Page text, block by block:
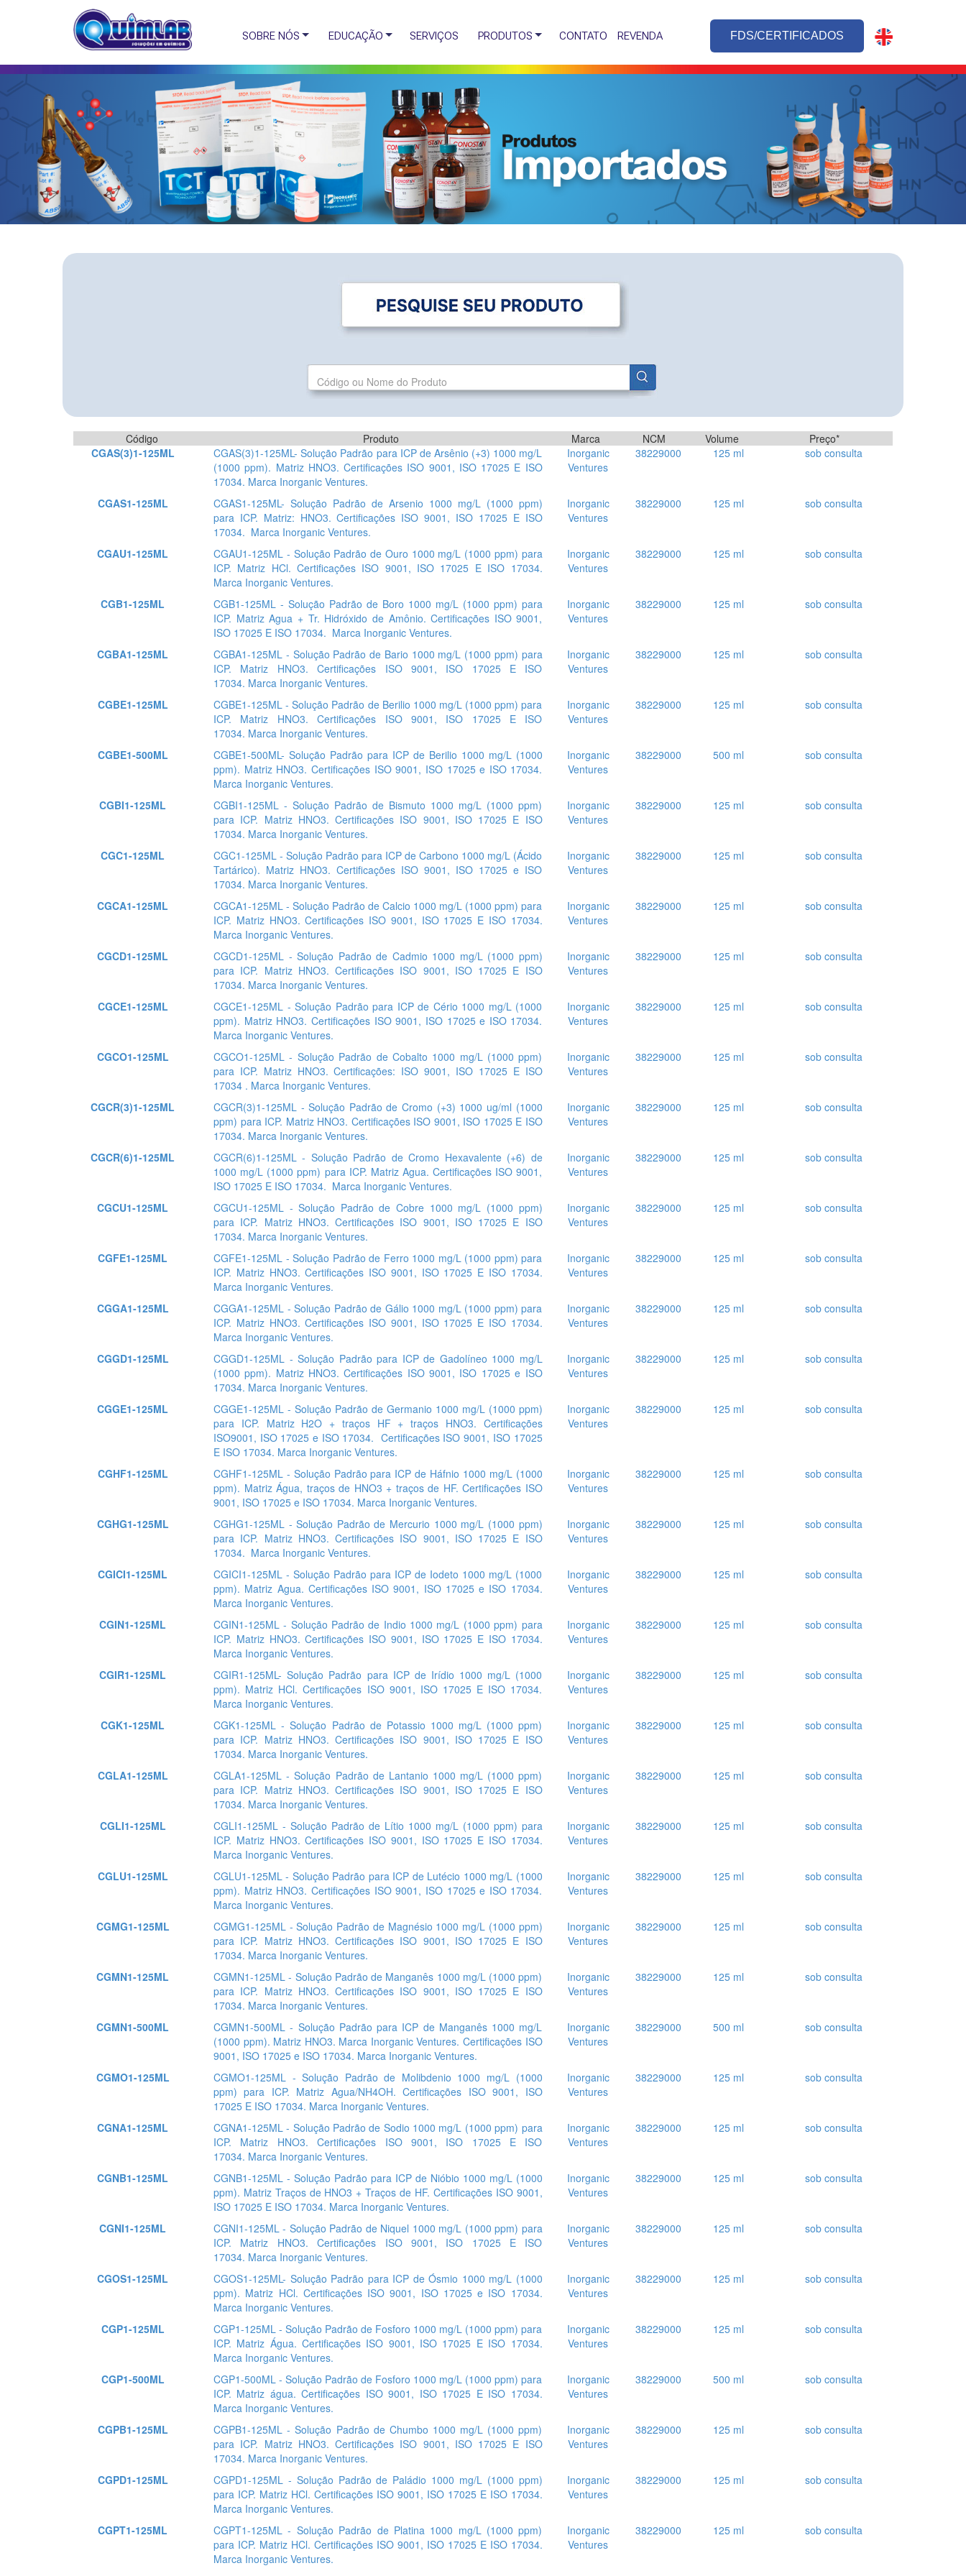
SOBRE NÓS EDUCAÇÃO SERVIÇOS PRODUTOS CONTATO REVENDA FDS/CERTIFICADOS
Código Produto Marca NCM Volume
Preço*
CGAS(3)1-125ML
CGAS(3)1-125ML- Solução Padrão para ICP de Arsênio (+3) 1000 mg/L
(1000 ppm). Matriz HNO3. Certificações ISO 9001, ISO 17025 E ISO
17034. Marca Inorganic Ventures.
Inorganic
Ventures
38229000 125 ml sob consulta
CGAS1-125ML
CGAS1-125ML- Solução Padrão de Arsenio 1000 mg/L (1000 ppm)
para ICP. Matriz: HNO3. Certificações ISO 9001, ISO 17025 E ISO
17034. Marca Inorganic Ventures.
Inorganic
Ventures
38229000 125 ml sob consulta
CGAU1-125ML
CGAU1-125ML - Solução Padrão de Ouro 1000 mg/L (1000 ppm) para
ICP. Matriz HCl. Certificações ISO 9001, ISO 17025 E ISO 17034.
Marca Inorganic Ventures.
Inorganic
Ventures
38229000 125 ml sob consulta
CGB1-125ML
CGB1-125ML - Solução Padrão de Boro 1000 mg/L (1000 ppm) para
ICP. Matriz Agua + Tr. Hidróxido de Amônio. Certificações ISO 9001,
ISO 17025 E ISO 17034. Marca Inorganic Ventures.
Inorganic
Ventures
38229000 125 ml sob consulta
CGBA1-125ML
CGBA1-125ML - Solução Padrão de Bario 1000 mg/L (1000 ppm) para
ICP. Matriz HNO3. Certificações ISO 9001, ISO 17025 E ISO
17034. Marca Inorganic Ventures.
Inorganic
Ventures
38229000 125 ml sob consulta
CGBE1-125ML
CGBE1-125ML - Solução Padrão de Berilio 1000 mg/L (1000 ppm) para
ICP. Matriz HNO3. Certificações ISO 9001, ISO 17025 E ISO
17034. Marca Inorganic Ventures.
Inorganic
Ventures
38229000 125 ml sob consulta
CGBE1-500ML
CGBE1-500ML- Solução Padrão para ICP de Berilio 1000 mg/L (1000
ppm). Matriz HNO3. Certificações ISO 9001, ISO 17025 e ISO 17034.
Marca Inorganic Ventures.
Inorganic
Ventures
38229000 500 ml sob consulta
CGBI1-125ML
CGBI1-125ML - Solução Padrão de Bismuto 1000 mg/L (1000 ppm)
para ICP. Matriz HNO3. Certificações ISO 9001, ISO 17025 E ISO
17034. Marca Inorganic Ventures.
Inorganic
Ventures
38229000 125 ml sob consulta
CGC1-125ML
CGC1-125ML - Solução Padrão para ICP de Carbono 1000 mg/L (Ácido
Tartárico). Matriz HNO3. Certificações ISO 9001, ISO 17025 e ISO
17034. Marca Inorganic Ventures.
Inorganic
Ventures
38229000 125 ml sob consulta
CGCA1-125ML
CGCA1-125ML - Solução Padrão de Calcio 1000 mg/L (1000 ppm) para
ICP. Matriz HNO3. Certificações ISO 9001, ISO 17025 E ISO 17034.
Marca Inorganic Ventures.
Inorganic
Ventures
38229000 125 ml sob consulta
CGCD1-125ML
CGCD1-125ML - Solução Padrão de Cadmio 1000 mg/L (1000 ppm)
para ICP. Matriz HNO3. Certificações ISO 9001, ISO 17025 E ISO
17034. Marca Inorganic Ventures.
Inorganic
Ventures
38229000 125 ml sob consulta
CGCE1-125ML
CGCE1-125ML - Solução Padrão para ICP de Cério 1000 mg/L (1000
ppm). Matriz HNO3. Certificações ISO 9001, ISO 17025 e ISO 17034.
Marca Inorganic Ventures.
Inorganic
Ventures
38229000 125 ml sob consulta
CGCO1-125ML
CGCO1-125ML - Solução Padrão de Cobalto 1000 mg/L (1000 ppm)
para ICP. Matriz HNO3. Certificações: ISO 9001, ISO 17025 E ISO
17034 . Marca Inorganic Ventures.
Inorganic
Ventures
38229000 125 ml sob consulta
CGCR(3)1-125ML
CGCR(3)1-125ML - Solução Padrão de Cromo (+3) 1000 ug/ml (1000
ppm) para ICP. Matriz HNO3. Certificações ISO 9001, ISO 17025 E ISO
17034. Marca Inorganic Ventures.
Inorganic
Ventures
38229000 125 ml sob consulta
CGCR(6)1-125ML
CGCR(6)1-125ML - Solução Padrão de Cromo Hexavalente (+6) de
1000 mg/L (1000 ppm) para ICP. Matriz Agua. Certificações ISO 9001,
ISO 17025 E ISO 17034. Marca Inorganic Ventures.
Inorganic
Ventures
38229000 125 ml sob consulta
CGCU1-125ML
CGCU1-125ML - Solução Padrão de Cobre 1000 mg/L (1000 ppm)
para ICP. Matriz HNO3. Certificações ISO 9001, ISO 17025 E ISO
17034. Marca Inorganic Ventures.
Inorganic
Ventures
38229000 125 ml sob consulta
CGFE1-125ML
CGFE1-125ML - Solução Padrão de Ferro 1000 mg/L (1000 ppm) para
ICP. Matriz HNO3. Certificações ISO 9001, ISO 17025 E ISO 17034.
Marca Inorganic Ventures.
Inorganic
Ventures
38229000 125 ml sob consulta
CGGA1-125ML
CGGA1-125ML - Solução Padrão de Gálio 1000 mg/L (1000 ppm) para
ICP. Matriz HNO3. Certificações ISO 9001, ISO 17025 E ISO 17034.
Marca Inorganic Ventures.
Inorganic
Ventures
38229000 125 ml sob consulta
CGGD1-125ML
CGGD1-125ML - Solução Padrão para ICP de Gadolíneo 1000 mg/L
(1000 ppm). Matriz HNO3. Certificações ISO 9001, ISO 17025 e ISO
17034. Marca Inorganic Ventures.
Inorganic
Ventures
38229000 125 ml sob consulta
CGGE1-125ML
CGGE1-125ML - Solução Padrão de Germanio 1000 mg/L (1000 ppm)
para ICP. Matriz H2O + traços HF + traços HNO3. Certificações
ISO9001, ISO 17025 e ISO 17034. Certificações ISO 9001, ISO 17025
E ISO 17034. Marca Inorganic Ventures.
Inorganic
Ventures
38229000 125 ml sob consulta
CGHF1-125ML
CGHF1-125ML - Solução Padrão para ICP de Háfnio 1000 mg/L (1000
ppm). Matriz Água, traços de HNO3 + traços de HF. Certificações ISO
9001, ISO 17025 e ISO 17034. Marca Inorganic Ventures.
Inorganic
Ventures
38229000 125 ml sob consulta
CGHG1-125ML
CGHG1-125ML - Solução Padrão de Mercurio 1000 mg/L (1000 ppm)
para ICP. Matriz HNO3. Certificações ISO 9001, ISO 17025 E ISO
17034. Marca Inorganic Ventures.
Inorganic
Ventures
38229000 125 ml sob consulta
CGICI1-125ML
CGICI1-125ML - Solução Padrão para ICP de Iodeto 1000 mg/L (1000
ppm). Matriz Agua. Certificações ISO 9001, ISO 17025 e ISO 17034.
Marca Inorganic Ventures.
Inorganic
Ventures
38229000 125 ml sob consulta
CGIN1-125ML
CGIN1-125ML - Solução Padrão de Indio 1000 mg/L (1000 ppm) para
ICP. Matriz HNO3. Certificações ISO 9001, ISO 17025 E ISO 17034.
Marca Inorganic Ventures.
Inorganic
Ventures
38229000 125 ml sob consulta
CGIR1-125ML
CGIR1-125ML- Solução Padrão para ICP de Irídio 1000 mg/L (1000
ppm). Matriz HCl. Certificações ISO 9001, ISO 17025 E ISO 17034.
Marca Inorganic Ventures.
Inorganic
Ventures
38229000 125 ml sob consulta
CGK1-125ML
CGK1-125ML - Solução Padrão de Potassio 1000 mg/L (1000 ppm)
para ICP. Matriz HNO3. Certificações ISO 9001, ISO 17025 E ISO
17034. Marca Inorganic Ventures.
Inorganic
Ventures
38229000 125 ml sob consulta
CGLA1-125ML
CGLA1-125ML - Solução Padrão de Lantanio 1000 mg/L (1000 ppm)
para ICP. Matriz HNO3. Certificações ISO 9001, ISO 17025 E ISO
17034. Marca Inorganic Ventures.
Inorganic
Ventures
38229000 125 ml sob consulta
CGLI1-125ML
CGLI1-125ML - Solução Padrão de Lítio 1000 mg/L (1000 ppm) para
ICP. Matriz HNO3. Certificações ISO 9001, ISO 17025 E ISO 17034.
Marca Inorganic Ventures.
Inorganic
Ventures
38229000 125 ml sob consulta
CGLU1-125ML
CGLU1-125ML - Solução Padrão para ICP de Lutécio 1000 mg/L (1000
ppm). Matriz HNO3. Certificações ISO 9001, ISO 17025 e ISO 17034.
Marca Inorganic Ventures.
Inorganic
Ventures
38229000 125 ml sob consulta
CGMG1-125ML
CGMG1-125ML - Solução Padrão de Magnésio 1000 mg/L (1000 ppm)
para ICP. Matriz HNO3. Certificações ISO 9001, ISO 17025 E ISO
17034. Marca Inorganic Ventures.
Inorganic
Ventures
38229000 125 ml sob consulta
CGMN1-125ML
CGMN1-125ML - Solução Padrão de Manganês 1000 mg/L (1000 ppm)
para ICP. Matriz HNO3. Certificações ISO 9001, ISO 17025 E ISO
17034. Marca Inorganic Ventures.
Inorganic
Ventures
38229000 125 ml sob consulta
CGMN1-500ML
CGMN1-500ML - Solução Padrão para ICP de Manganês 1000 mg/L
(1000 ppm). Matriz HNO3. Marca Inorganic Ventures. Certificações ISO
9001, ISO 17025 e ISO 17034. Marca Inorganic Ventures.
Inorganic
Ventures
38229000 500 ml sob consulta
CGMO1-125ML
CGMO1-125ML - Solução Padrão de Molibdenio 1000 mg/L (1000
ppm) para ICP. Matriz Agua/NH4OH. Certificações ISO 9001, ISO
17025 E ISO 17034. Marca Inorganic Ventures.
Inorganic
Ventures
38229000 125 ml sob consulta
CGNA1-125ML
CGNA1-125ML - Solução Padrão de Sodio 1000 mg/L (1000 ppm) para
ICP. Matriz HNO3. Certificações ISO 9001, ISO 17025 E ISO
17034. Marca Inorganic Ventures.
Inorganic
Ventures
38229000 125 ml sob consulta
CGNB1-125ML
CGNB1-125ML - Solução Padrão para ICP de Nióbio 1000 mg/L (1000
ppm). Matriz Traços de HNO3 + Traços de HF. Certificações ISO 9001,
ISO 17025 E ISO 17034. Marca Inorganic Ventures.
Inorganic
Ventures
38229000 125 ml sob consulta
CGNI1-125ML
CGNI1-125ML - Solução Padrão de Niquel 1000 mg/L (1000 ppm) para
ICP. Matriz HNO3. Certificações ISO 9001, ISO 17025 E ISO
17034. Marca Inorganic Ventures.
Inorganic
Ventures
38229000 125 ml sob consulta
CGOS1-125ML
CGOS1-125ML- Solução Padrão para ICP de Ósmio 1000 mg/L (1000
ppm). Matriz HCl. Certificações ISO 9001, ISO 17025 e ISO 17034.
Marca Inorganic Ventures.
Inorganic
Ventures
38229000 125 ml sob consulta
CGP1-125ML
CGP1-125ML - Solução Padrão de Fosforo 1000 mg/L (1000 ppm) para
ICP. Matriz Água. Certificações ISO 9001, ISO 17025 E ISO 17034.
Marca Inorganic Ventures.
Inorganic
Ventures
38229000 125 ml sob consulta
CGP1-500ML
CGP1-500ML - Solução Padrão de Fosforo 1000 mg/L (1000 ppm) para
ICP. Matriz água. Certificações ISO 9001, ISO 17025 E ISO 17034.
Marca Inorganic Ventures.
Inorganic
Ventures
38229000 500 ml sob consulta
CGPB1-125ML
CGPB1-125ML - Solução Padrão de Chumbo 1000 mg/L (1000 ppm)
para ICP. Matriz HNO3. Certificações ISO 9001, ISO 17025 E ISO
17034. Marca Inorganic Ventures.
Inorganic
Ventures
38229000 125 ml sob consulta
CGPD1-125ML
CGPD1-125ML - Solução Padrão de Paládio 1000 mg/L (1000 ppm)
para ICP. Matriz HCl. Certificações ISO 9001, ISO 17025 E ISO 17034.
Marca Inorganic Ventures.
Inorganic
Ventures
38229000 125 ml sob consulta
CGPT1-125ML
CGPT1-125ML - Solução Padrão de Platina 1000 mg/L (1000 ppm)
para ICP. Matriz HCl. Certificações ISO 9001, ISO 17025 E ISO 17034.
Marca Inorganic Ventures.
Inorganic
Ventures
38229000 125 ml sob consulta